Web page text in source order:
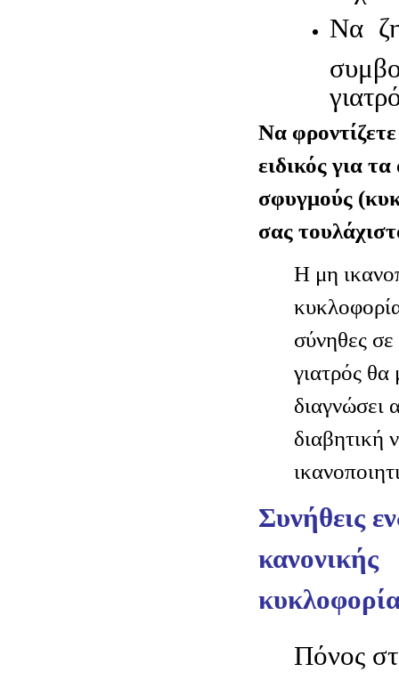
Να
Να
ειδικός για
σφυγμούς
σας
Η μη
σύνηθες σε
γιατρός θα
διαγνώσει
διαβητική
Συνήθεις
κανονικής
Πόνος